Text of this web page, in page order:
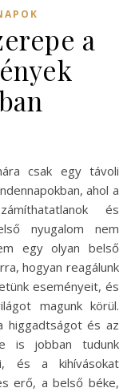
a
ahol a
és
nyugalom nem
egy olyan belső
hogyan reagálunk
eseményeit, és
magunk körül.
higgadtságot és az
is jobban tudunk
és a kihívásokat
erő, a belső béke,